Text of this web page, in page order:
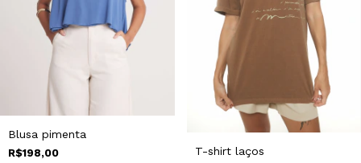
Blusa pimenta
R$198,00 T-shirt laços